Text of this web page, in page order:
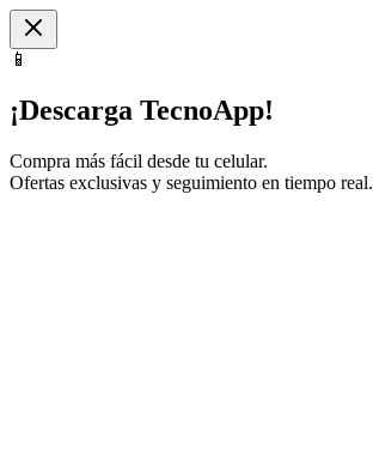
📱
¡Descarga TecnoApp!
Compra más fácil desde tu celular.
Ofertas exclusivas y seguimiento en tiempo real.